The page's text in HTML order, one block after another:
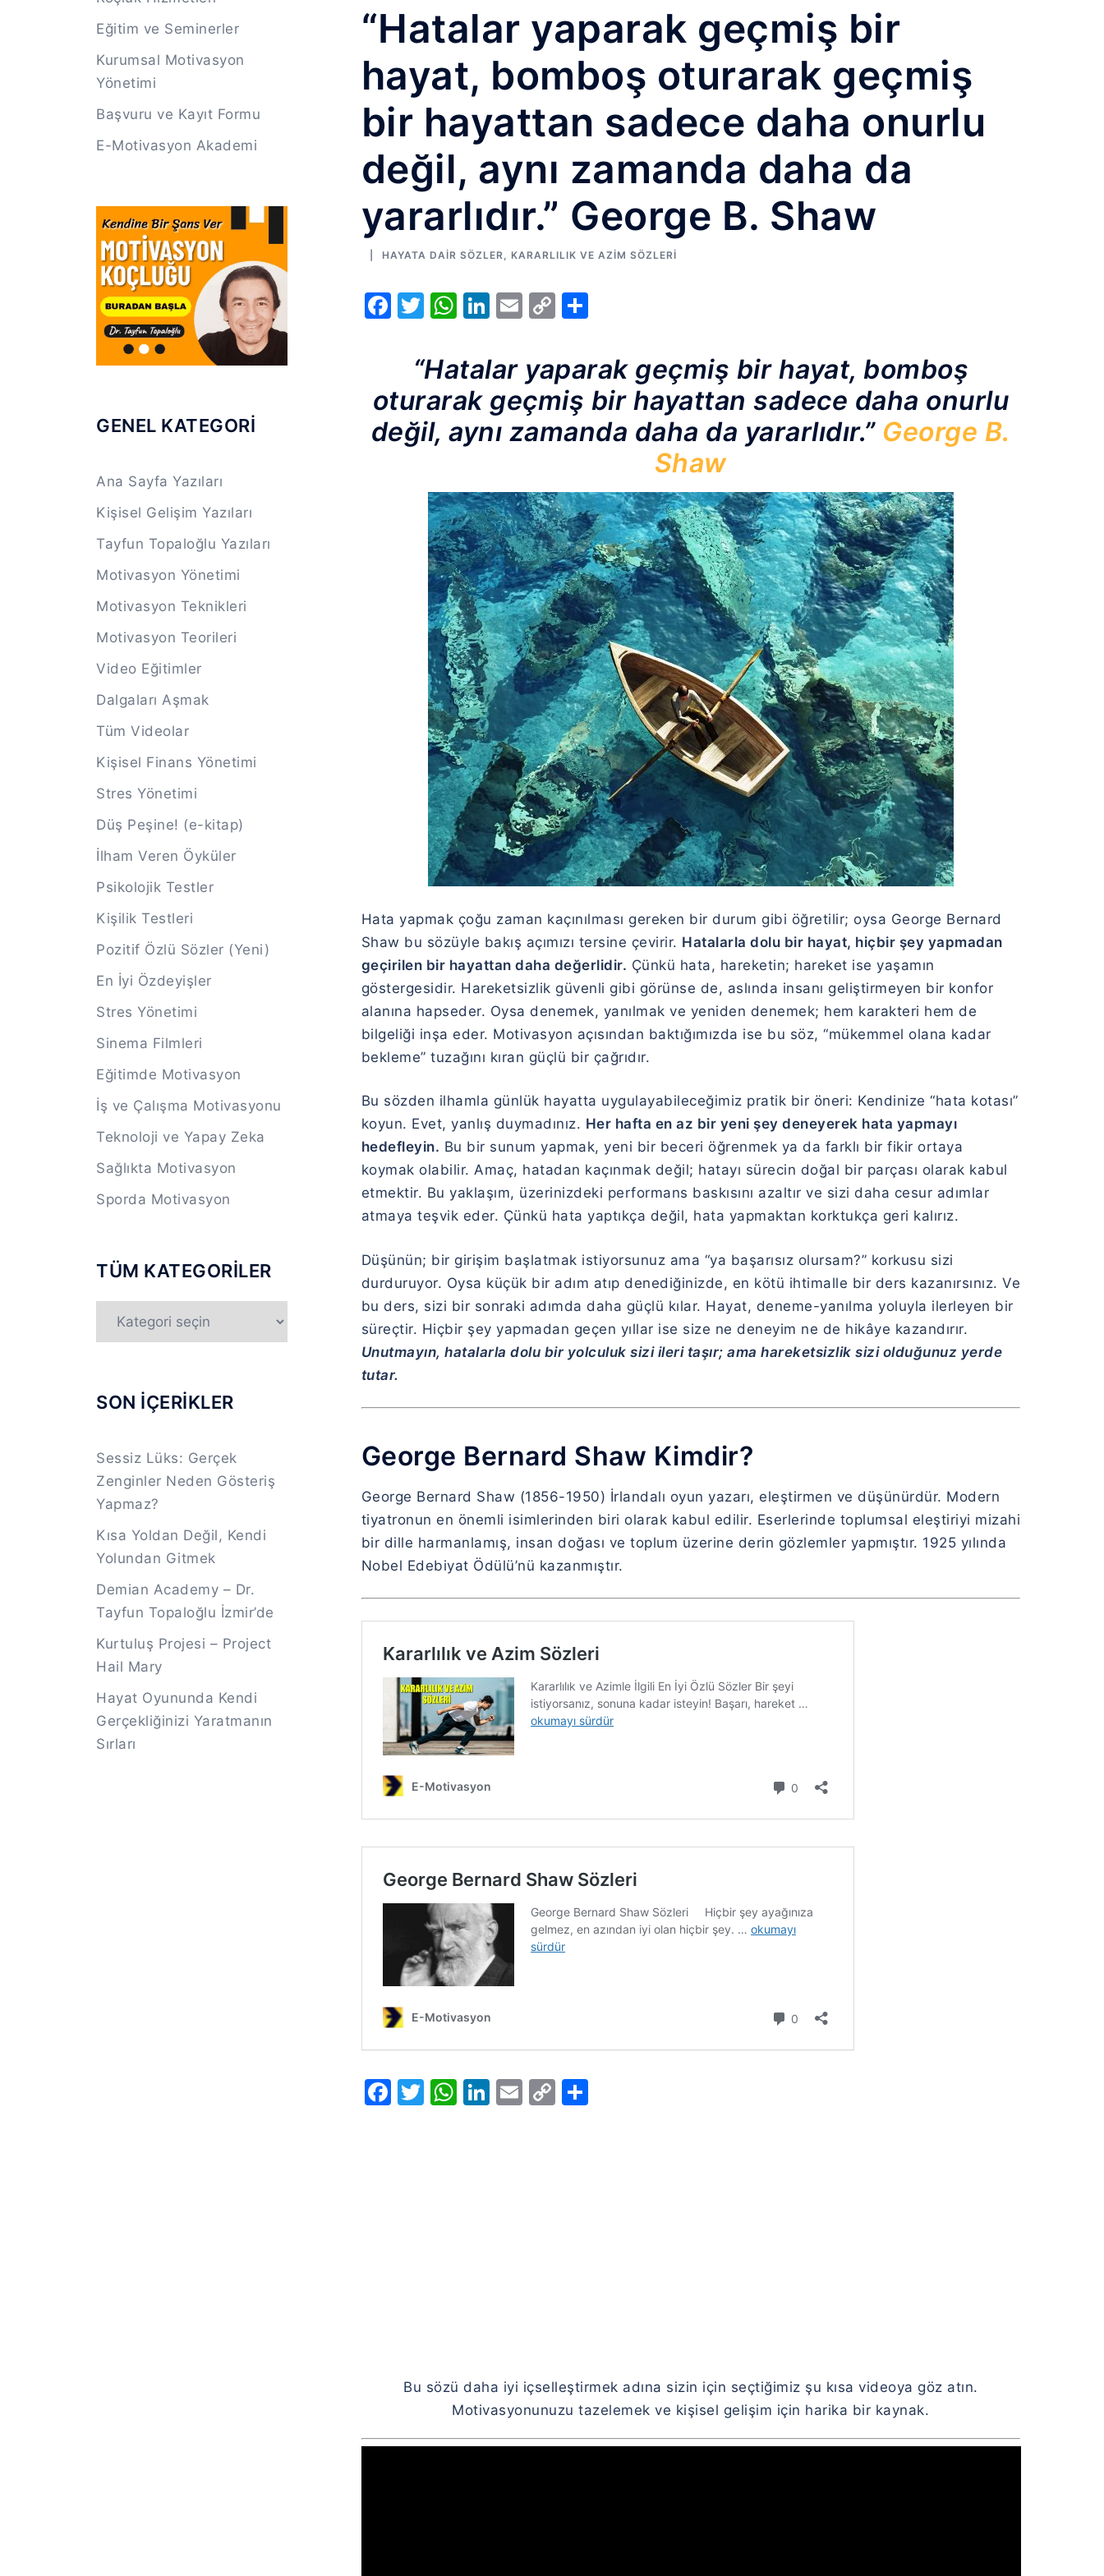
“Hatalar yaparak geçmiş bir
hayat, bomboş oturarak geçmiş
bir hayattan sadece daha onurlu
değil, aynı zamanda daha da
yararlıdır.” George B. Shaw
HAYATA DAIR SÖZLER KARARLILIK VE AZIM SÖZLERI
Facebook
Twitter
WhatsApp
LinkedIn
Email
CopyShare
“Hatalar yaparak geçmiş bir hayat, bomboş
oturarak geçmiş bir hayattan sadece daha onurlu
değil, aynı zamanda daha da yararlıdır.” George B.
Shaw
Hata yapmak çoğu zaman kaçınılması gereken bir durum gibi öğretilir; oysa George Bernard
Shaw bu sözüyle bakış açımızı tersine çevirir. Hatalarla dolu bir hayat, hiçbir şey yapmadan
geçirilen bir hayattan daha değerlidir. Çünkü hata, hareketin; hareket ise yaşamın
göstergesidir. Hareketsizlik güvenli gibi görünse de, aslında insanı geliştirmeyen bir konfor
alanına hapseder. Oysa denemek, yanılmak ve yeniden denemek; hem karakteri hem de
bilgeliği inşa eder. Motivasyon açısından baktığımızda ise bu söz, “mükemmel olana kadar
bekleme” tuzağını kıran güçlü bir çağrıdır.
Bu sözden ilhamla günlük hayatta uygulayabileceğimiz pratik bir öneri: Kendinize “hata kotası”
koyun. Evet, yanlış duymadınız. Her hafta en az bir yeni şey deneyerek hata yapmayı
hedefleyin. Bu bir sunum yapmak, yeni bir beceri öğrenmek ya da farklı bir fikir ortaya
koymak olabilir. Amaç, hatadan kaçınmak değil; hatayı sürecin doğal bir parçası olarak kabul
etmektir. Bu yaklaşım, üzerinizdeki performans baskısını azaltır ve sizi daha cesur adımlar
atmaya teşvik eder. Çünkü hata yaptıkça değil, hata yapmaktan korktukça geri kalırız.
Düşünün; bir girişim başlatmak istiyorsunuz ama “ya başarısız olursam?” korkusu sizi
durduruyor. Oysa küçük bir adım atıp denediğinizde, en kötü ihtimalle bir ders kazanırsınız. Ve
bu ders, sizi bir sonraki adımda daha güçlü kılar. Hayat, deneme-yanılma yoluyla ilerleyen bir
süreçtir. Hiçbir şey yapmadan geçen yıllar ise size ne deneyim ne de hikâye kazandırır.
Unutmayın, hatalarla dolu bir yolculuk sizi ileri taşır; ama hareketsizlik sizi olduğunuz yerde
tutar.
George Bernard Shaw Kimdir?
George Bernard Shaw (1856-1950) İrlandalı oyun yazarı, eleştirmen ve düşünürdür. Modern
tiyatronun en önemli isimlerinden biri olarak kabul edilir. Eserlerinde toplumsal eleştiriyi mizahi
bir dille harmanlamış, insan doğası ve toplum üzerine derin gözlemler yapmıştır. 1925 yılında
Nobel Edebiyat Ödülü’nü kazanmıştır.
Facebook
Twitter
WhatsApp
LinkedIn
Email
CopyShare
Bu sözü daha iyi içselleştirmek adına sizin için seçtiğimiz şu kısa videoya göz atın.
Motivasyonunuzu tazelemek ve kişisel gelişim için harika bir kaynak.
Eğitim ve Seminerler
Kurumsal Motivasyon
Yönetimi
Başvuru ve Kayıt Formu
E-Motivasyon Akademi
GENEL KATEGORİ
Ana Sayfa Yazıları
Kişisel Gelişim Yazıları
Tayfun Topaloğlu Yazıları
Motivasyon Yönetimi
Motivasyon Teknikleri
Motivasyon Teorileri
Video Eğitimler
Dalgaları Aşmak
Tüm Videolar
Kişisel Finans Yönetimi
Stres Yönetimi
Düş Peşine! (e-kitap)
İlham Veren Öyküler
Psikolojik Testler
Kişilik Testleri
Pozitif Özlü Sözler (Yeni)
En İyi Özdeyişler
Stres Yönetimi
Sinema Filmleri
Eğitimde Motivasyon
İş ve Çalışma Motivasyonu
Teknoloji ve Yapay Zeka
Sağlıkta Motivasyon
Sporda Motivasyon
TÜM KATEGORİLER
KATEGORİLER
SON İÇERİKLER
Sessiz Lüks: Gerçek
Zenginler Neden Gösteriş
Yapmaz?
Kısa Yoldan Değil, Kendi
Yolundan Gitmek
Demian Academy – Dr.
Tayfun Topaloğlu İzmir’de
Kurtuluş Projesi – Project
Hail Mary
Hayat Oyununda Kendi
Gerçekliğinizi Yaratmanın
Sırları